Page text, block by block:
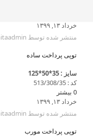
خرداد ۱۳, ۱۳۹۹
منتشر شده توسط
توپی پرداخت ساده
سایز : 35*50*125
کد : 513/308/35
0 بیشتر
خرداد ۱۳, ۱۳۹۹
منتشر شده توسط
توپی پرداخت مورب